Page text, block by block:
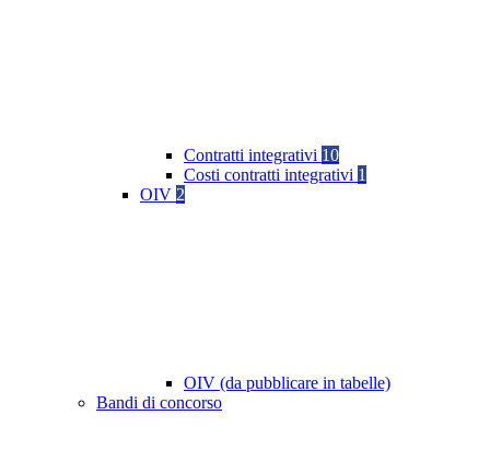
Contratti integrativi 10
Costi contratti integrativi 1
OIV 2
OIV (da pubblicare in tabelle)
Bandi di concorso